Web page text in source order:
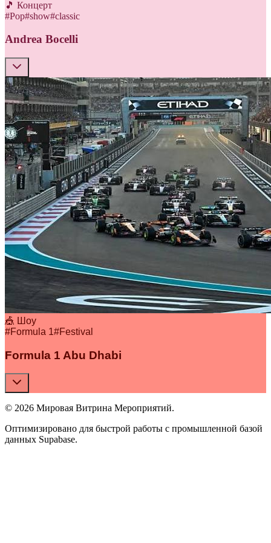
🎵 Концерт
#Pop#show#classic
Andrea Bocelli
🎪 Шоу
#Formula 1#Festival
Formula 1 Abu Dhabi
© 2026 Мировая Витрина Мероприятий.
Оптимизировано для быстрой работы с промышленной базой
данных Supabase.